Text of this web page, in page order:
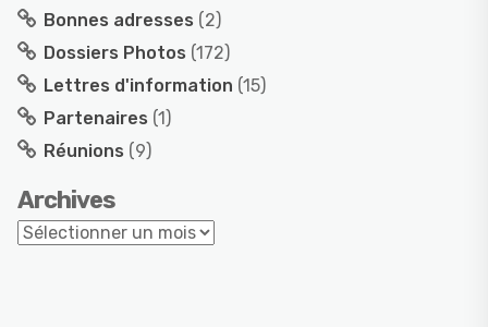
Bonnes adresses (2)
Dossiers Photos (172)
Lettres d'information (15)
Partenaires (1)
Réunions (9)
Archives